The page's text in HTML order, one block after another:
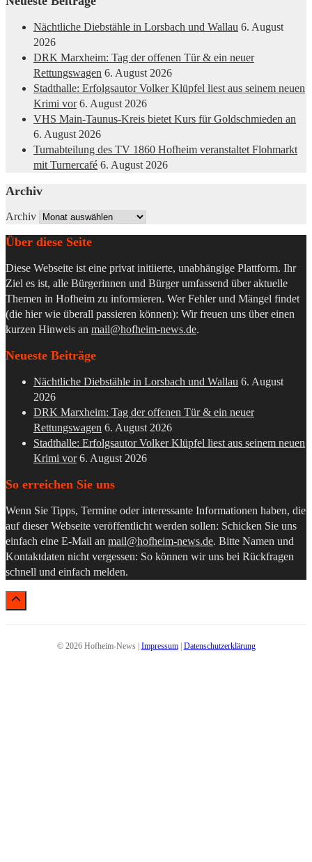
Nächtliche Diebstähle in Lorsbach und Wallau 6. August
2026
DRK Marxheim: Tag der offenen Tür & ein neuer
Rettungswagen 6. August 2026
Stadthalle: Erfolgsautor Volker Klüpfel liest aus seinem neuen
Krimi vor 6. August 2026
VHS Main-Taunus-Kreis bietet Kurs für Goldschmieden an
6. August 2026
Turnabteilung des TV 1860 Hofheim veranstaltet Flohmarkt
mit Turnercafé 6. August 2026
Archiv
Archiv
Über diese Seite
Diese Webseite ist eine privat initiierte, unabhängige Plattform. Ihr
Ziel es ist, alle Bürgerinnen und Bürger umfassend über aktuelle
Themen in Hofheim zu informieren. Wer Fehler und Mängel findet
(die hier wie überall passieren können): Wir freuen uns über einen
kurzen Hinweis an mail@hofheim-news.de.
Neueste Beiträge
Nächtliche Diebstähle in Lorsbach und Wallau 6. August
2026
DRK Marxheim: Tag der offenen Tür & ein neuer
Rettungswagen 6. August 2026
Stadthalle: Erfolgsautor Volker Klüpfel liest aus seinem neuen
Krimi vor 6. August 2026
So erreichen Sie uns
Wenn Sie Tipps, Termine oder interessante Informationen haben, die
auf dieser Webseite veröffentlicht werden sollen: Schicken Sie uns
einfach eine E-Mail an mail@hofheim-news.de. Bitte Namen und
Kontaktdaten nicht vergessen: So können wir uns bei Rückfragen
schnell und einfach melden.
© 2026 Hofheim-News | Impressum| Datenschutzerklärung